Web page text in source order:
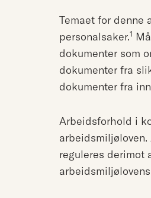
Temaet for denne
personalsaker.1
dokumenter som
dokumenter fra
dokumenter fra
Arbeidsforhold i
reguleres derimot